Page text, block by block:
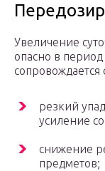
Увеличение
опасно в
резкий
усиление
снижение
предметов;